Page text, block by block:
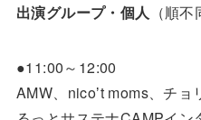
出演グループ・個人 （順不
●11:00～12:00
AMW、nicoʼt moms、チョ